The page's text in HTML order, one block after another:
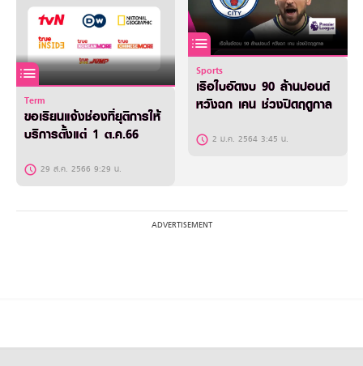
Term
ขอเรียนแจ้งช่องที่ยุติการให้
บริการตั้งแต่ 1 ต.ค.66
29 ส.ค. 2566 9:29 น.
Sports
เรือใบอัดงบ 90 ล้านปอนด์
หวังฉก เคน ช่วงปิดฤดูกาล
2 ม.ค. 2564 3:45 น.